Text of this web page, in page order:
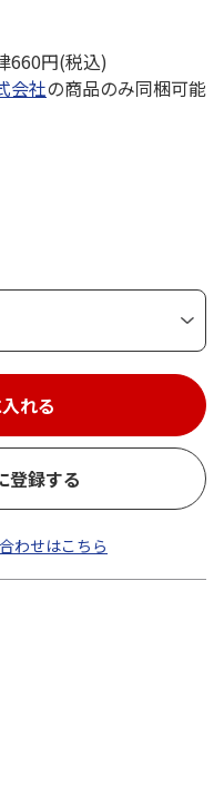
660円(税込)
会社の商品のみ同梱可能
れる
登録する
わせはこちら